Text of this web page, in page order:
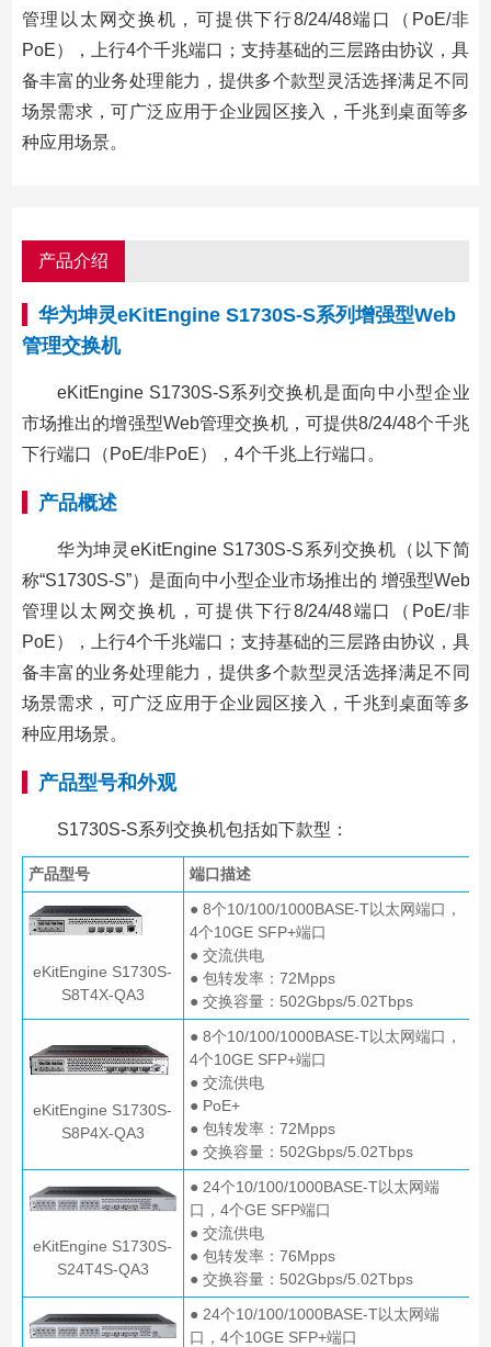
管理以太网交换机，可提供下行8/24/48端口（PoE/非
PoE），上行4个千兆端口；支持基础的三层路由协议，具
备丰富的业务处理能力，提供多个款型灵活选择满足不同
场景需求，可广泛应用于企业园区接入，千兆到桌面等多
种应用场景。
产品介绍
华为坤灵eKitEngine S1730S-S系列增强型Web
管理交换机
eKitEngine S1730S-S系列交换机是面向中小型企业
市场推出的增强型Web管理交换机，可提供8/24/48个千兆
下行端口（PoE/非PoE），4个千兆上行端口。
产品概述
华为坤灵eKitEngine S1730S-S系列交换机（以下简
称“S1730S-S”）是面向中小型企业市场推出的 增强型Web
管理以太网交换机，可提供下行8/24/48端口（PoE/非
PoE），上行4个千兆端口；支持基础的三层路由协议，具
备丰富的业务处理能力，提供多个款型灵活选择满足不同
场景需求，可广泛应用于企业园区接入，千兆到桌面等多
种应用场景。
产品型号和外观
S1730S-S系列交换机包括如下款型：
产品型号 端口描述
eKitEngine S1730S-
S8T4X-QA3
● 8个10/100/1000BASE-T以太网端口，
4个10GE SFP+端口
● 交流供电
● 包转发率：72Mpps
● 交换容量：502Gbps/5.02Tbps
eKitEngine S1730S-
S8P4X-QA3
● 8个10/100/1000BASE-T以太网端口，
4个10GE SFP+端口
● 交流供电
● PoE+
● 包转发率：72Mpps
● 交换容量：502Gbps/5.02Tbps
eKitEngine S1730S-
S24T4S-QA3
● 24个10/100/1000BASE-T以太网端
口，4个GE SFP端口
● 交流供电
● 包转发率：76Mpps
● 交换容量：502Gbps/5.02Tbps
● 24个10/100/1000BASE-T以太网端
口，4个10GE SFP+端口